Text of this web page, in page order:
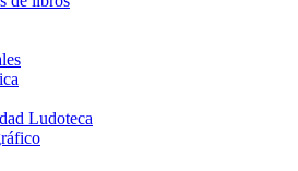
Ludoteca